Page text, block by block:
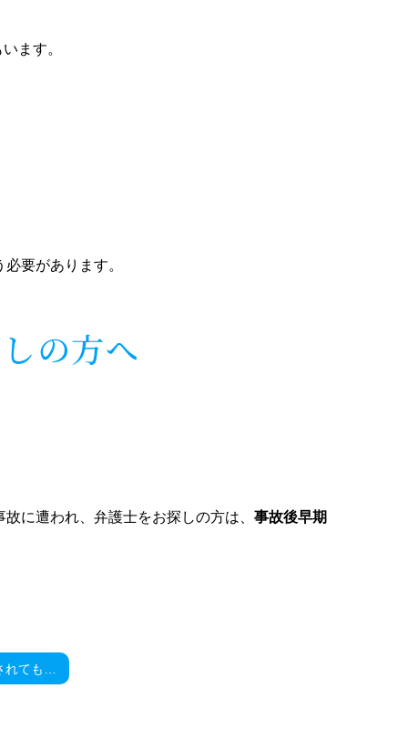
ます。
要があります。
の方へ
に遭われ、弁護士をお探しの方は、 事故後早期